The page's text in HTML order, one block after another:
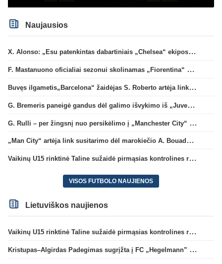
Naujausios
X. Alonso: „Esu patenkintas dabartiniais „Chelsea“ ekipos vartininkais“
F. Mastanuono oficialiai sezonui skolinamas „Fiorentina“ ekipai
Buvęs ilgametis„Barcelona“ žaidėjas S. Roberto artėja link persikėlimo į MLS
G. Bremeris paneigė gandus dėl galimo išvykimo iš „Juventus“ klubo
G. Rulli – per žingsnį nuo persikėlimo į „Manchester City“ klubą
„Man City“ artėja link susitarimo dėl marokiečio A. Bouaddi persikėlimo
Vaikinų U15 rinktinė Taline sužaidė pirmąsias kontrolines rungtynes
VISOS FUTBOLO NAUJIENOS
Lietuviškos naujienos
Vaikinų U15 rinktinė Taline sužaidė pirmąsias kontrolines rungtynes
Kristupas–Algirdas Padegimas sugrįžta į FC „Hegelmann” B sudėtį